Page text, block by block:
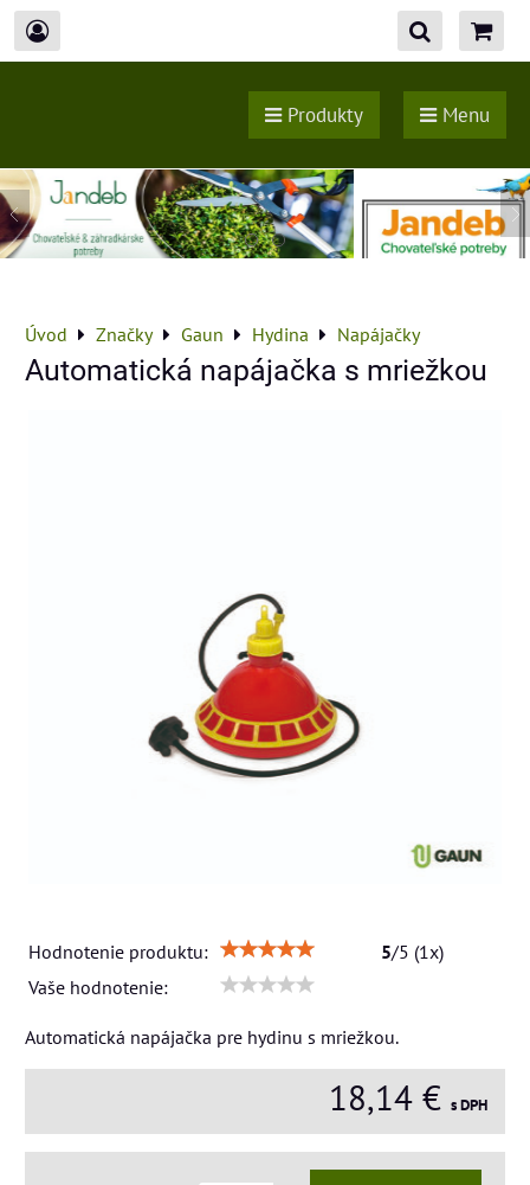
Produkty Menu
Úvod Značky Gaun Hydina Napájačky
Automatická napájačka s mriežkou
Hodnotenie produktu: 5/5 (1x)
Vaše hodnotenie:
Automatická napájačka pre hydinu s mriežkou.
18,14 € s DPH